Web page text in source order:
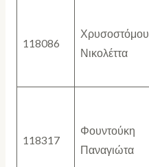
118086
Χρυσοστόμου
Νικολέττα
118317
Φουντούκη
Παναγιώτα